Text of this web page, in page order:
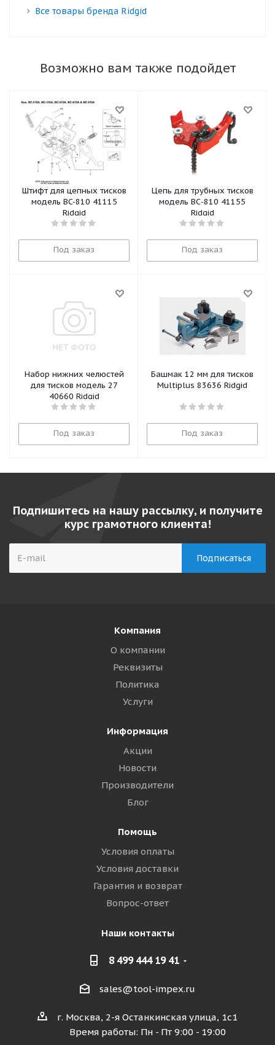
Все товары бренда Ridgid
Возможно вам также подойдет
Штифт для цепных тисков
модель BC-810 41115
Ridgid
Под заказ
Цепь для трубных тисков
модель ВС-810 41155
Ridgid
Под заказ
Набор нижних челюстей
для тисков модель 27
40660 Ridgid
Под заказ
Башмак 12 мм для тисков
Multiplus 83636 Ridgid
Под заказ
Подпишитесь на нашу рассылку, и получите
курс грамотного клиента!
Компания
О компании
Реквизиты
Политика
Услуги
Информация
Акции
Новости
Производители
Блог
Помощь
Условия оплаты
Условия доставки
Гарантия и возврат
Вопрос-ответ
Наши контакты
8 499 444 19 41
sales@tool-impex.ru
г. Москва, 2-я Останкинская улица, 1с1
Время работы: Пн - Пт 9:00 - 19:00